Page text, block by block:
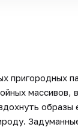
пригородных
массивов,
образы